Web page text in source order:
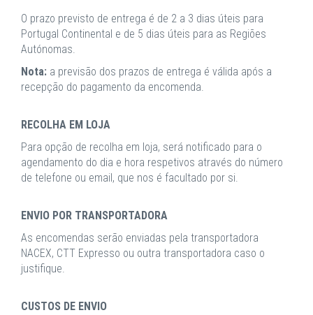
O prazo previsto de entrega é de 2 a 3 dias úteis para
Portugal Continental e de 5 dias úteis para as Regiões
Autónomas.
Nota: a previsão dos prazos de entrega é válida após a
recepção do pagamento da encomenda.
RECOLHA EM LOJA
Para opção de recolha em loja, será notificado para o
agendamento do dia e hora respetivos através do número
de telefone ou email, que nos é facultado por si.
ENVIO POR TRANSPORTADORA
As encomendas serão enviadas pela transportadora
NACEX, CTT Expresso ou outra transportadora caso o
justifique.
CUSTOS DE ENVIO